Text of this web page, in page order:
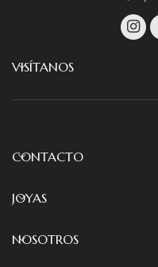
VISÍTANOS
CONTACTO
JOYAS
NOSOTROS